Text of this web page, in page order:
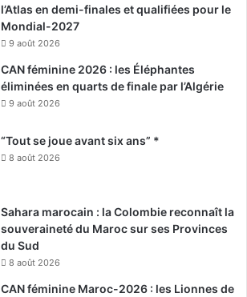
l’Atlas en demi-finales et qualifiées pour le
Mondial-2027
9 août 2026
CAN féminine 2026 : les Éléphantes
éliminées en quarts de finale par l’Algérie
9 août 2026
“Tout se joue avant six ans” *
8 août 2026
Sahara marocain : la Colombie reconnaît la
souveraineté du Maroc sur ses Provinces
du Sud
8 août 2026
CAN féminine Maroc-2026 : les Lionnes de